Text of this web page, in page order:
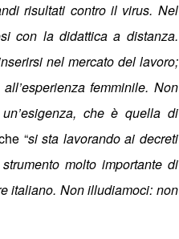
risultati contro il virus. Nel
con la didattica a distanza.
nel mercato del lavoro;
femminile. Non
che è quella di
“si sta lavorando ai decreti
molto importante di
italiano. Non illudiamoci: non